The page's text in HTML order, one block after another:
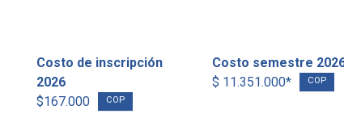
Costo de inscripción
2026
$167.000
COP
Costo semestre
$ 11.351.000*
COP